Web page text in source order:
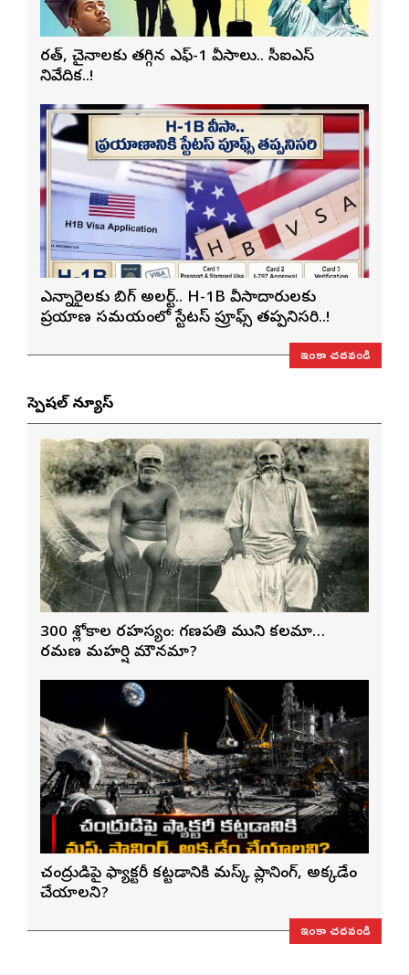
భారత్, చైనాలకు తగ్గిన ఎఫ్-1 వీసాలు.. సీఐఎస్
నివేదిక..!
ఎన్నారైలకు బిగ్ అలర్ట్.. H-1B వీసాదారులకు
ప్రయాణ సమయంలో స్టేటస్ ప్రూఫ్స్ తప్పనిసరి..!
ఇంకా చదవండి
స్పెషల్ న్యూస్
300 శ్లోకాల రహస్యం: గణపతి ముని కలమా…
రమణ మహర్షి మౌనమా?
చంద్రుడిపై ఫ్యాక్టరీ కట్టడానికి మస్క్ ప్లానింగ్, అక్కడేం
చేయాలని?
ఇంకా చదవండి